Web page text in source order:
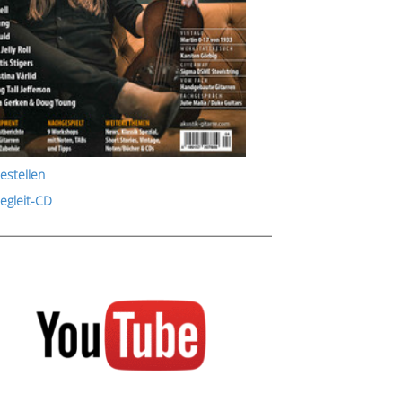
CD